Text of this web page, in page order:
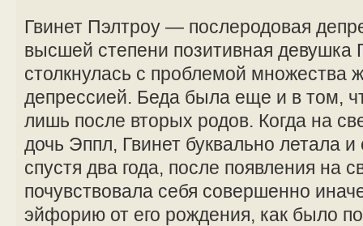
Гвинет Пэлтроу — послеродовая
высшей степени позитивная девушка
столкнулась с проблемой
депрессией. Беда была еще и в том,
лишь после вторых родов. Когда на
дочь Эппл, Гвинет буквально летала
спустя два года, после появления на
почувствовала себя совершенно
эйфорию от его рождения, как было